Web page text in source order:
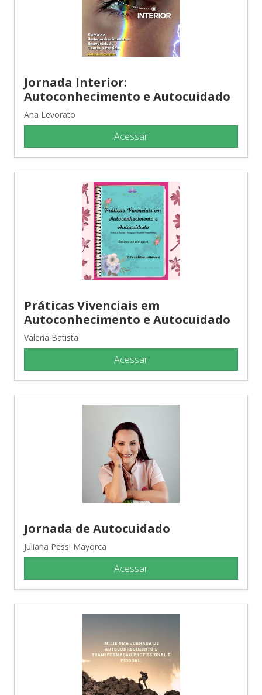
Jornada Interior:
Autoconhecimento e Autocuidado
Ana Levorato
Acessar
Práticas Vivenciais em
Autoconhecimento e Autocuidado
Valeria Batista
Acessar
Jornada de Autocuidado
Juliana Pessi Mayorca
Acessar